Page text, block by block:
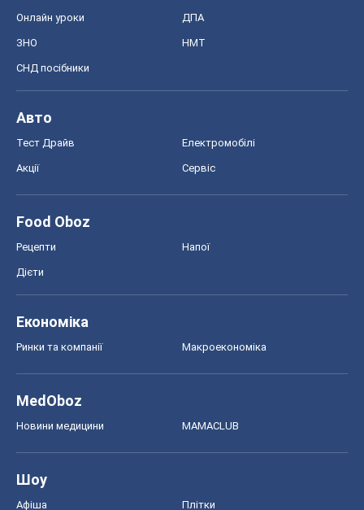
Онлайн уроки ДПА
ЗНО НМТ
СНД посібники
Авто
Тест Драйв Електромобілі
Акції Сервіс
Food Oboz
Рецепти Напої
Дієти
Економіка
Ринки та компанії Макроекономіка
MedOboz
Новини медицини MAMACLUB
Шоу
Афіша Плітки